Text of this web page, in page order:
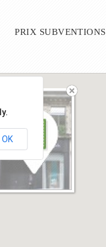
PRIX SUBVENTIONS
OK